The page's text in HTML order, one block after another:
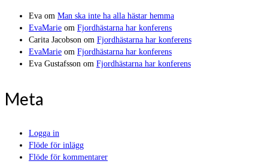
Eva om Man ska inte ha alla hästar hemma
EvaMarie om Fjordhästarna har konferens
Carita Jacobson om Fjordhästarna har konferens
EvaMarie om Fjordhästarna har konferens
Eva Gustafsson om Fjordhästarna har konferens
Meta
Logga in
Flöde för inlägg
Flöde för kommentarer